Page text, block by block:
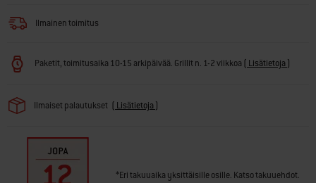
Ilmainen toimitus
Paketit, toimitusaika 10-15 arkipäivää. Grillit n. 1-2 viikkoa ( Lisätietoja )
Ilmaiset palautukset ( Lisätietoja )
*Eri takuuaika yksittäisille osille. Katso takuuehdot.